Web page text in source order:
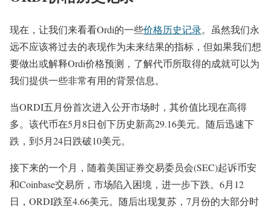
现在，让我们来看看Ordi的一些价格历史记录。虽然我们永
远不应该将过去的表现作为未来结果的指标，但如果我们想
要做出或解释Ordi价格预测，了解代币所取得的成就可以为
我们提供一些非常有用的背景信息。
当ORDI五月份首次进入公开市场时，其价值比现在高得
多。该代币在5月8日创下历史新高29.16美元。随后迅速下
跌，到5月24日跌破10美元。
接下来的一个月，随着美国证券交易委员会(SEC)起诉币安
和Coinbase交易所，市场陷入困境，进一步下跌。6月12
日，ORDI跌至4.66美元。随后出现复苏，7月份的大部分时